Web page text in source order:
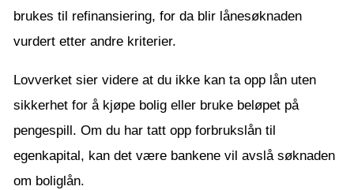
brukes til refinansiering, for da blir lånesøknaden
vurdert etter andre kriterier.
Lovverket sier videre at du ikke kan ta opp lån uten
sikkerhet for å kjøpe bolig eller bruke beløpet på
pengespill. Om du har tatt opp forbrukslån til
egenkapital, kan det være bankene vil avslå søknaden
om boliglån.